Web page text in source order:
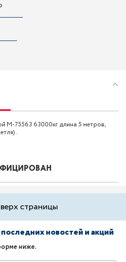
M-75563 63000кг длина 5 метров,
.
страницы
новостей и акций
ниже.